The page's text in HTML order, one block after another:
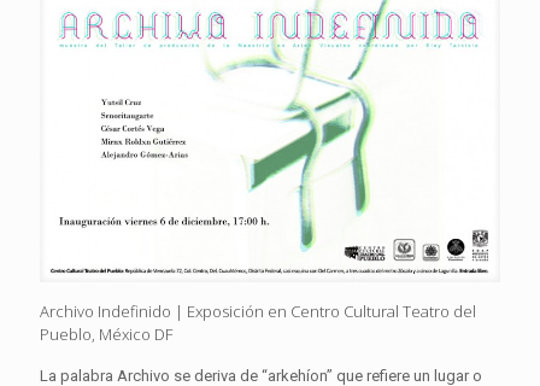
Archivo Indefinido | Exposición en Centro Cultural Teatro del
Pueblo, México DF
La palabra Archivo se deriva de “arkehíon” que refiere un lugar o